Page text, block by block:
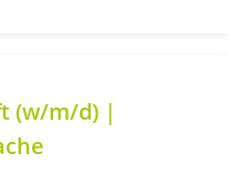
(w/m/d) |